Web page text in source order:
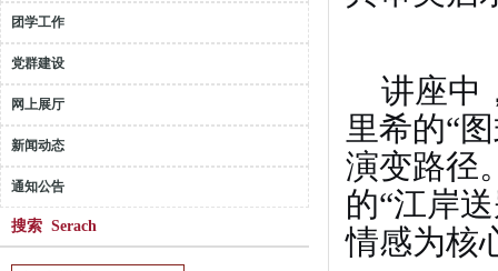
团学工作
党群建设
网上展厅
新闻动态
通知公告
搜索 Serach
讲座中
里希的“
演变路径
的“江岸
情感为核